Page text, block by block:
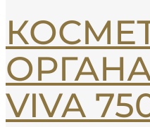
VIVA